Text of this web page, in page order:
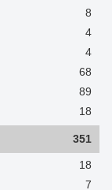
8
4
4
68
89
18
351
18
7